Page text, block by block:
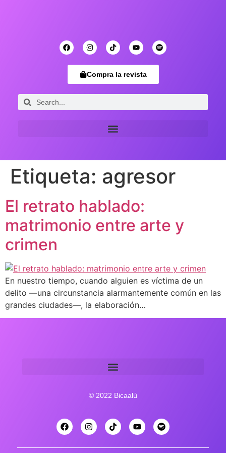
Compra la revista
Etiqueta: agresor
El retrato hablado:
matrimonio entre arte y
crimen
En nuestro tiempo, cuando alguien es víctima de un
delito —una circunstancia alarmantemente común en las
grandes ciudades—, la elaboración…
© 2022 Bicaalú